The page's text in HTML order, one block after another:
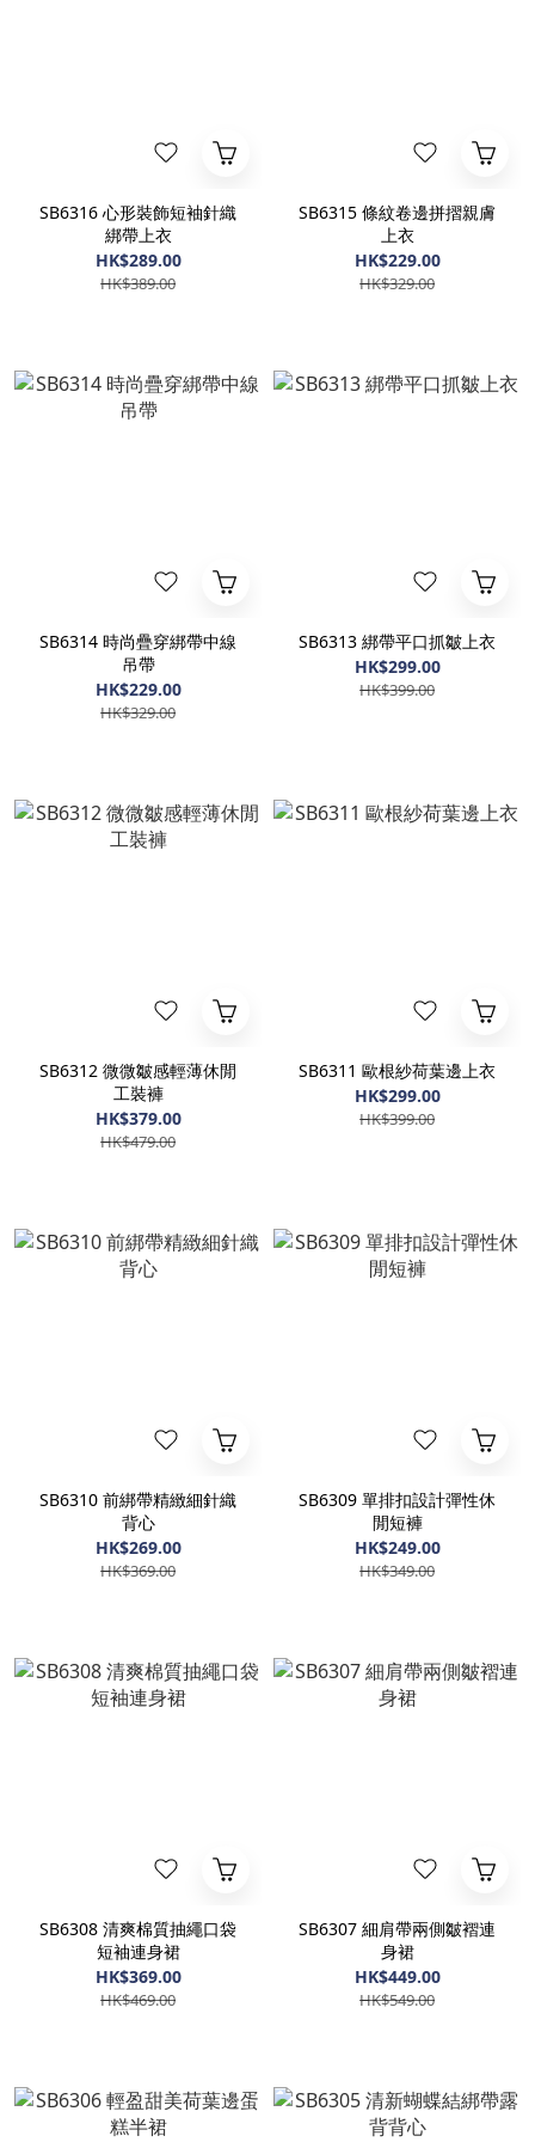
SB6316 心形裝飾短袖針織
綁帶上衣
HK$289.00
HK$389.00
SB6315 條紋卷邊拼摺親膚
上衣
HK$229.00
HK$329.00
SB6314 時尚疊穿綁帶中線
吊帶
HK$229.00
HK$329.00
SB6313 綁帶平口抓皺上衣
HK$299.00
HK$399.00
SB6312 微微皺感輕薄休閒
工裝褲
HK$379.00
HK$479.00
SB6311 歐根紗荷葉邊上衣
HK$299.00
HK$399.00
SB6310 前綁帶精緻細針織
背心
HK$269.00
HK$369.00
SB6309 單排扣設計彈性休
閒短褲
HK$249.00
HK$349.00
SB6308 清爽棉質抽繩口袋
短袖連身裙
HK$369.00
HK$469.00
SB6307 細肩帶兩側皺褶連
身裙
HK$449.00
HK$549.00